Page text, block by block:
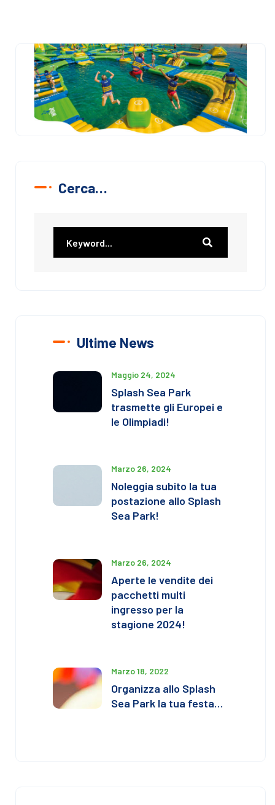
Cerca…
Ultime News
Maggio 24, 2024
Splash Sea Park
trasmette gli Europei e
le Olimpiadi!
Marzo 26, 2024
Noleggia subito la tua
postazione allo Splash
Sea Park!
Marzo 26, 2024
Aperte le vendite dei
pacchetti multi
ingresso per la
stagione 2024!
Marzo 18, 2022
Organizza allo Splash
Sea Park la tua festa…